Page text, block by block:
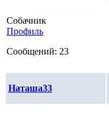
Собачник
Профиль
Сообщений: 23
Наташа33